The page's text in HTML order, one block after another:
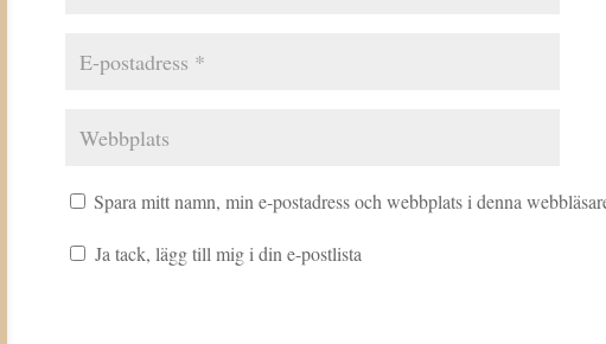
Spara mitt namn, min e-postadress och webbplats i denna
Ja tack, lägg till mig i din e-postlista